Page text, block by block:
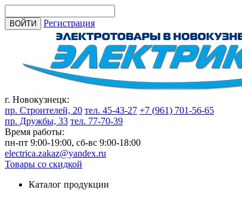
ВОЙТИ Регистрация
г. Новокузнецк:
пр. Строителей, 20 тел. 45-43-27 +7 (961) 701-56-65
пр. Дружбы, 33 тел. 77-70-39
Время работы:
пн-пт 9:00-19:00, сб-вс 9:00-18:00
electrica.zakaz@yandex.ru
Товары со скидкой
Каталог продукции